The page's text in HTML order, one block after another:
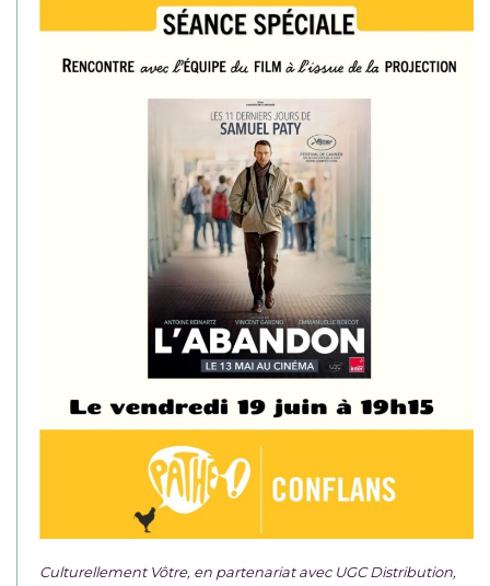
Culturellement Vôtre, en partenariat avec UGC Distribution,